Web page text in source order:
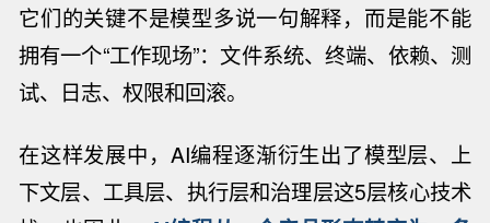
它们的关键不是模型多说一句解释，而是能不能
拥有一个“工作现场”：文件系统、终端、依赖、测
试、日志、权限和回滚。
在这样发展中，AI编程逐渐衍生出了模型层、上
下文层、工具层、执行层和治理层这5层核心技术